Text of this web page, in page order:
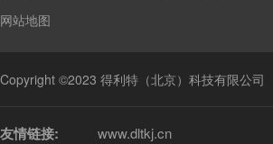
网站地图
Copyright ©2023 得利特（北京）科技有限公司
友情链接: www.dltkj.cn